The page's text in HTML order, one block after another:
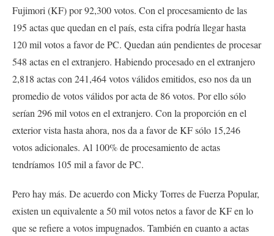
Fujimori (KF) por 92,300 votos. Con el procesamiento de las
195 actas que quedan en el país, esta cifra podría llegar hasta
120 mil votos a favor de PC. Quedan aún pendientes de procesar
548 actas en el extranjero. Habiendo procesado en el extranjero
2,818 actas con 241,464 votos válidos emitidos, eso nos da un
promedio de votos válidos por acta de 86 votos. Por ello sólo
serían 296 mil votos en el extranjero. Con la proporción en el
exterior vista hasta ahora, nos da a favor de KF sólo 15,246
votos adicionales. Al 100% de procesamiento de actas
tendríamos 105 mil a favor de PC.
Pero hay más. De acuerdo con Micky Torres de Fuerza Popular,
existen un equivalente a 50 mil votos netos a favor de KF en lo
que se refiere a votos impugnados. También en cuanto a actas